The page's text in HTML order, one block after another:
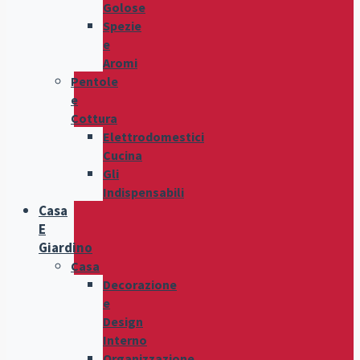
Golose
Spezie
e
Aromi
Pentole
e
Cottura
Elettrodomestici
Cucina
Gli
Indispensabili
Casa
E
Giardino
Casa
Decorazione
e
Design
Interno